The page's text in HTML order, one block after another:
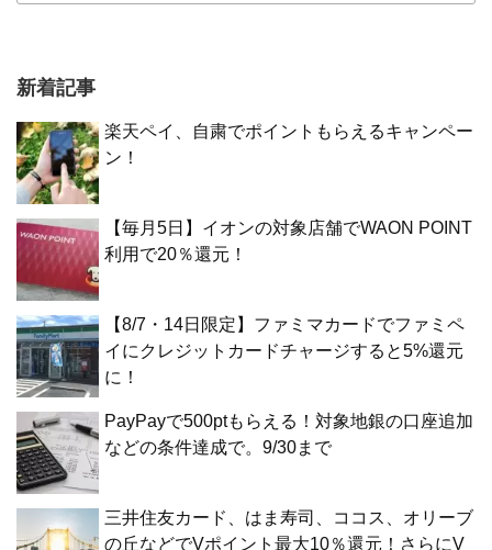
新着記事
楽天ペイ、自粛でポイントもらえるキャンペー
ン！
【毎月5日】イオンの対象店舗でWAON POINT
利用で20％還元！
【8/7・14日限定】ファミマカードでファミペ
イにクレジットカードチャージすると5%還元
に！
PayPayで500ptもらえる！対象地銀の口座追加
などの条件達成で。9/30まで
三井住友カード、はま寿司、ココス、オリーブ
の丘などでVポイント最大10％還元！さらにV